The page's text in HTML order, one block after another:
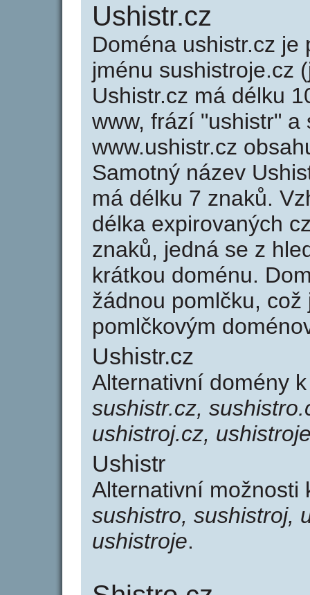
Ushistr.cz
Doména ushistr.cz
jménu sushistroje.cz
Ushistr.cz má délku
www, frází "ushistr"
www.ushistr.cz
Samotný název
má délku 7 znaků.
délka expirovaných
znaků, jedná se z
krátkou doménu.
žádnou pomlčku,
pomlčkovým
Ushistr.cz
Alternativní domény
sushistr.cz,
ushistroj.cz,
Ushistr
Alternativní
sushistro, sushistroj,
ushistroje.